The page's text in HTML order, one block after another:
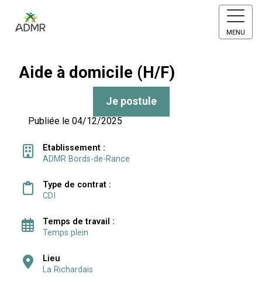
MENU
Aide à domicile (H/F)
Je postule
Publiée le 04/12/2025
Etablissement :
ADMR Bords-de-Rance
Type de contrat :
CDI
Temps de travail :
Temps plein
Lieu
La Richardais